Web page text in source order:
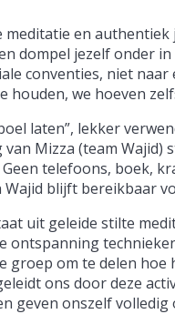
meditatie en authentiek
dompel jezelf onder
conventies, niet
houden, we hoeven
laten”, lekker
Mizza (team Wajid)
telefoons, boek,
blijft bereikbaar
uit geleide stilte
ontspanning
groep om te delen hoe
ons door deze
geven onszelf volledig